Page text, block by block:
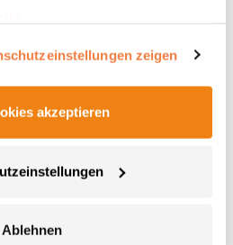
zeigen
akzeptieren
Ablehnenmit drei Knöpfen Ton-in-Ton